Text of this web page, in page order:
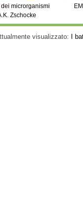
microrganismi
Zschocke
visualizzato: I